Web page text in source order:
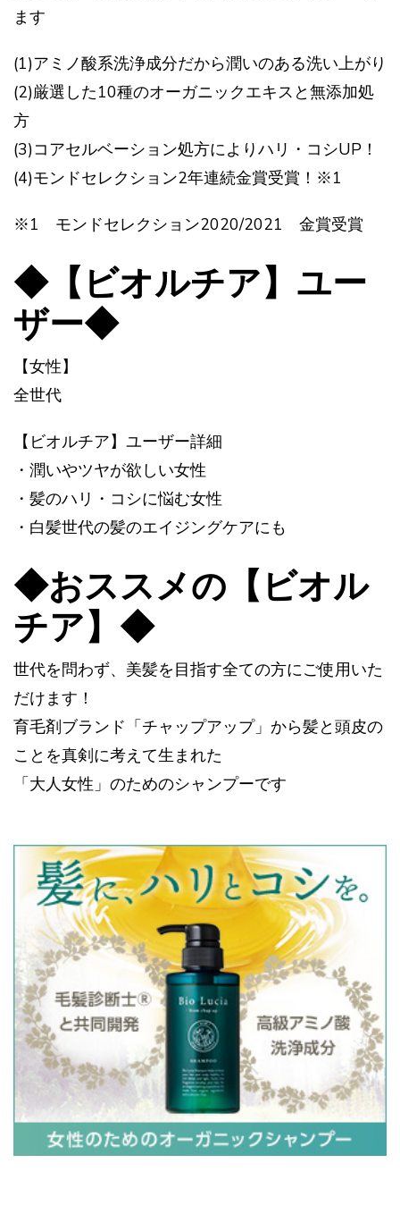
ます
(1)アミノ酸系洗浄成分だから潤いのある洗い上がり
(2)厳選した10種のオーガニックエキスと無添加処
方
(3)コアセルベーション処方によりハリ・コシUP！
(4)モンドセレクション2年連続金賞受賞！※1
※1 モンドセレクション2020/2021 金賞受賞
◆【ビオルチア】ユー
ザー◆
【女性】
全世代
【ビオルチア】ユーザー詳細
・潤いやツヤが欲しい女性
・髪のハリ・コシに悩む女性
・白髪世代の髪のエイジングケアにも
◆おススメの【ビオル
チア】◆
世代を問わず、美髪を目指す全ての方にご使用いた
だけます！
育毛剤ブランド「チャップアップ」から髪と頭皮の
ことを真剣に考えて生まれた
「大人女性」のためのシャンプーです